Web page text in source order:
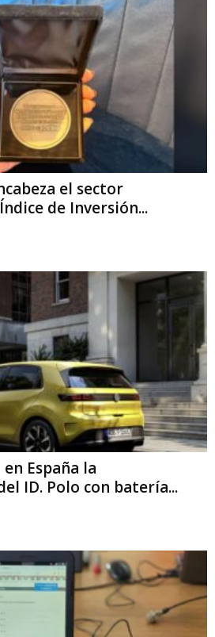
el sector
de Inversión...
España la
ID. Polo con batería...